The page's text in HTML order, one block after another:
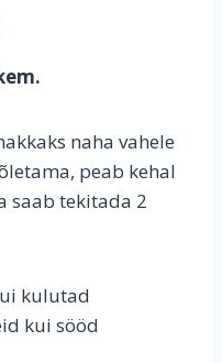
naha vahele
peab kehal
saab tekitada 2
kulutad
kui sööd